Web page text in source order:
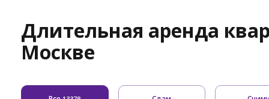
Длительная аренда
Москве